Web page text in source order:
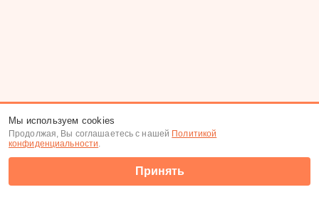
Мы используем cookies
Продолжая, Вы соглашаетесь с нашей Политикой
конфиденциальности.
Принять